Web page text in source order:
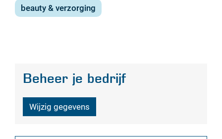
beauty & verzorging
Beheer je bedrijf
Wijzig gegevens